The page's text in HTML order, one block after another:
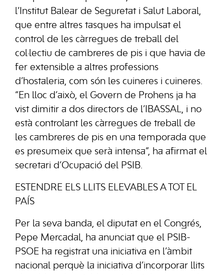
l’Institut Balear de Seguretat i Salut Laboral,
que entre altres tasques ha impulsat el
control de les càrregues de treball del
col·lectiu de cambreres de pis i que havia de
fer extensible a altres professions
d’hostaleria, com són les cuineres i cuineres.
“En lloc d’això, el Govern de Prohens ja ha
vist dimitir a dos directors de l’IBASSAL, i no
està controlant les càrregues de treball de
les cambreres de pis en una temporada que
es presumeix que serà intensa”, ha afirmat el
secretari d’Ocupació del PSIB.
ESTENDRE ELS LLITS ELEVABLES A TOT EL
PAÍS
Per la seva banda, el diputat en el Congrés,
Pepe Mercadal, ha anunciat que el PSIB-
PSOE ha registrat una iniciativa en l’àmbit
nacional perquè la iniciativa d’incorporar llits